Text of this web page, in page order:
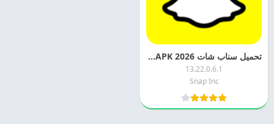
تحميل سناب شات 2026 Snapchat APK اخر اصدار مجانا
13.22.0.6.1
Snap Inc